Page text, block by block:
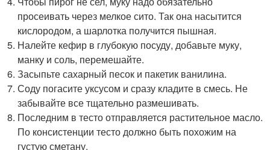
просеивать через мелкое сито. Так она насытится
кислородом, а шарлотка получится пышная.
Налейте кефир в глубокую посуду, добавьте муку,
манку и соль, перемешайте.
Засыпьте сахарный песок и пакетик ванилина.
Соду погасите уксусом и сразу кладите в смесь. Не
забывайте все тщательно размешивать.
Последним в тесто отправляется растительное масло.
По консистенции тесто должно быть похожим на
густую сметану.